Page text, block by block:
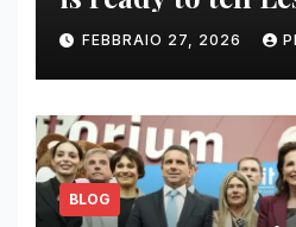
FEBBRAIO 27, 2026
BLOG